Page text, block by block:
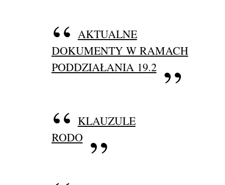
AKTUALNE
DOKUMENTY W RAMACH
PODDZIAŁANIA 19.2
KLAUZULE
RODO